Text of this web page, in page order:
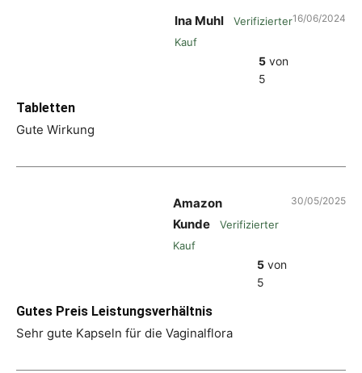
Ina Muhl
Verifizierter
Kauf
5 von
5
16/06/2024
Tabletten
Gute Wirkung
Amazon
Kunde
Verifizierter
Kauf
5 von
5
30/05/2025
Gutes Preis Leistungsverhältnis
Sehr gute Kapseln für die Vaginalflora